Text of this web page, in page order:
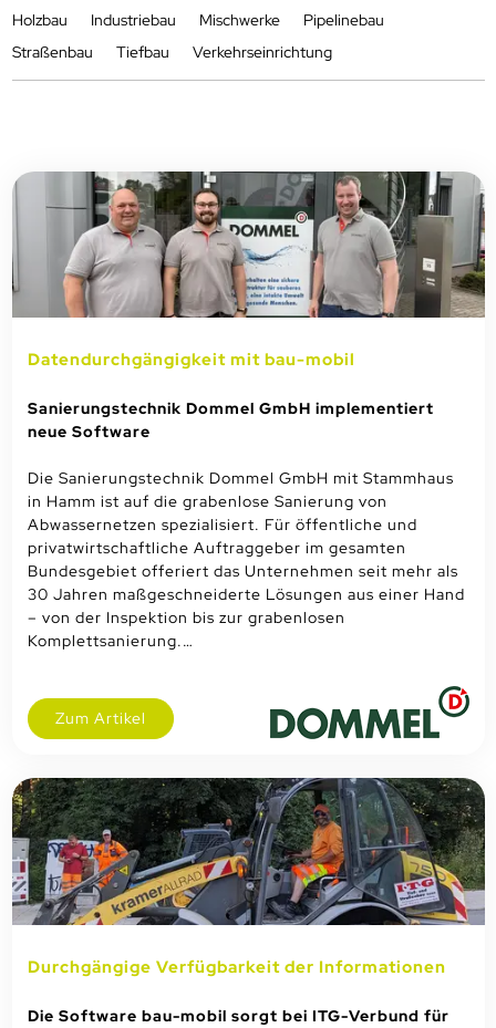
Holzbau
Industriebau Mischwerke
Pipelinebau
Straßenbau
Tiefbau Verkehrseinrichtung
Datendurchgängigkeit mit bau-mobil
Sanierungstechnik Dommel GmbH implementiert
neue Software
Die Sanierungstechnik Dommel GmbH mit Stammhaus
in Hamm ist auf die grabenlose Sanierung von
Abwassernetzen spezialisiert. Für öffentliche und
privatwirtschaftliche Auftraggeber im gesamten
Bundesgebiet offeriert das Unternehmen seit mehr als
30 Jahren maßgeschneiderte Lösungen aus einer Hand
– von der Inspektion bis zur grabenlosen
Komplettsanierung.…
Zum Artikel
Durchgängige Verfügbarkeit der Informationen
Die Software bau-mobil sorgt bei ITG-Verbund für